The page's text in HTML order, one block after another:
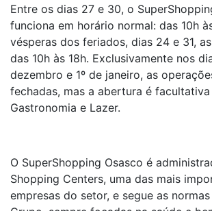
Entre os dias 27 e 30, o
funciona em horário normal: das 10h
vésperas dos feriados, dias 24 e 31,
das 10h às 18h. Exclusivamente nos
dezembro e 1º de janeiro, as
fechadas, mas a abertura é facultativa
Gastronomia e Lazer.
O SuperShopping Osasco é
Shopping Centers, uma das mais
empresas do setor, e segue as